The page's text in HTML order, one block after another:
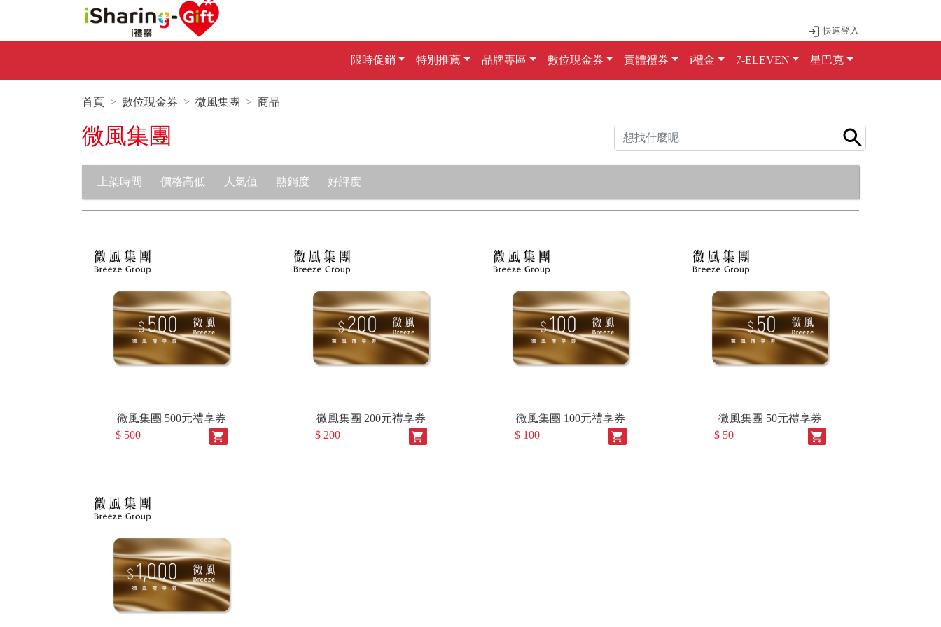
快速登入
限時促銷 特別推薦 品牌專區 數位現金券 實體禮券 i禮金 7-ELEVEN 星巴克
首頁 數位現金券 微風集團 商品
微風集團
上架時間 價格高低 人氣值 熱銷度 好評度
微風集團 500元禮享券
$ 500
shopping_cart
微風集團 200元禮享券
$ 200
shopping_cart
微風集團 100元禮享券
$ 100
shopping_cart
微風集團 50元禮享券
$ 50
shopping_cart